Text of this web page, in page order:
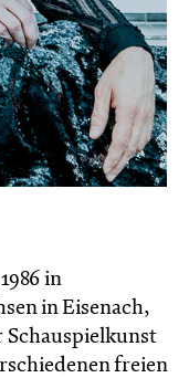
in
in Eisenach,
freien